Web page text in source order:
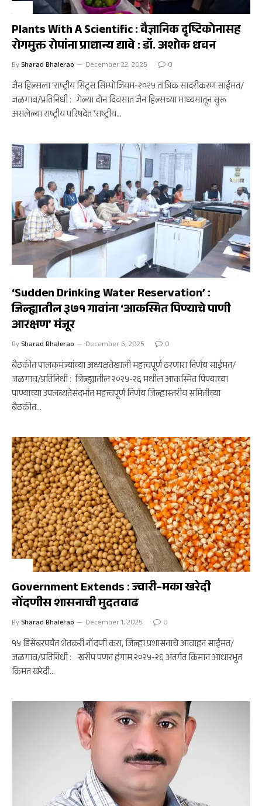
Plants With A Scientific : वैज्ञानिक दृष्टिकोनासह
रोगमुक्त रोपांना प्राधान्य द्यावे : डॉ. अशोक धवन
By Sharad Bhalerao December 22, 2025 0
जैन हिल्सला ‘राष्ट्रीय सिट्रस सिम्पोजियम-२०२५ तांत्रिक सादरीकरण साईमत/
जळगाव/प्रतिनिधी : गेल्या दोन दिवसात जैन हिल्सच्या माध्यमातून सुरू
असलेल्या राष्ट्रीय परिषदेत ‘राष्ट्रीय…
‘Sudden Drinking Water Reservation’ :
जिल्ह्यातील ३७१ गावांना ‘आकस्मित पिण्याचे पाणी
आरक्षण’ मंजूर
By Sharad Bhalerao December 6, 2025 0
बैठकीत पालकमंत्र्यांच्या अध्यक्षतेखाली महत्त्वपूर्ण ठरणारा निर्णय साईमत/
जळगाव/प्रतिनिधी : जिल्ह्यातील २०२५-२६ मधील आकस्मित पिण्याच्या
पाण्याच्या उपलब्धतेसंदर्भात महत्त्वपूर्ण निर्णय जिल्हास्तरीय समितीच्या
बैठकीत…
Government Extends : ज्वारी–मका खरेदी
नोंदणीस शासनाची मुदतवाढ
By Sharad Bhalerao December 1, 2025 0
१५ डिसेंबरपर्यंत शेतकरी नोंदणी करा, जिल्हा प्रशासनाचे आवाहन साईमत/
जळगाव/प्रतिनिधी : खरीप पणन हंगाम २०२५-२६ अंतर्गत किमान आधारभूत
किमत खरेदी…